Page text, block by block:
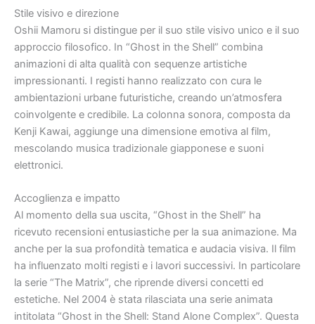
Stile visivo e direzione
Oshii Mamoru si distingue per il suo stile visivo unico e il suo
approccio filosofico. In “Ghost in the Shell” combina
animazioni di alta qualità con sequenze artistiche
impressionanti. I registi hanno realizzato con cura le
ambientazioni urbane futuristiche, creando un’atmosfera
coinvolgente e credibile. La colonna sonora, composta da
Kenji Kawai, aggiunge una dimensione emotiva al film,
mescolando musica tradizionale giapponese e suoni
elettronici.
Accoglienza e impatto
Al momento della sua uscita, “Ghost in the Shell” ha
ricevuto recensioni entusiastiche per la sua animazione. Ma
anche per la sua profondità tematica e audacia visiva. Il film
ha influenzato molti registi e i lavori successivi. In particolare
la serie “The Matrix”, che riprende diversi concetti ed
estetiche. Nel 2004 è stata rilasciata una serie animata
intitolata “Ghost in the Shell: Stand Alone Complex”. Questa